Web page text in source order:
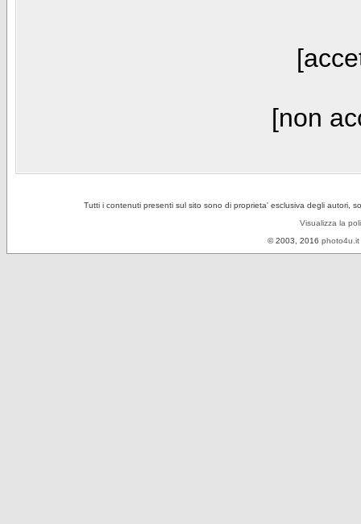
[non
Tutti i contenuti presenti sul sito sono di proprieta' esclusiva degli autori,
Visualizza la
© 2003, 2016 photo4u.it